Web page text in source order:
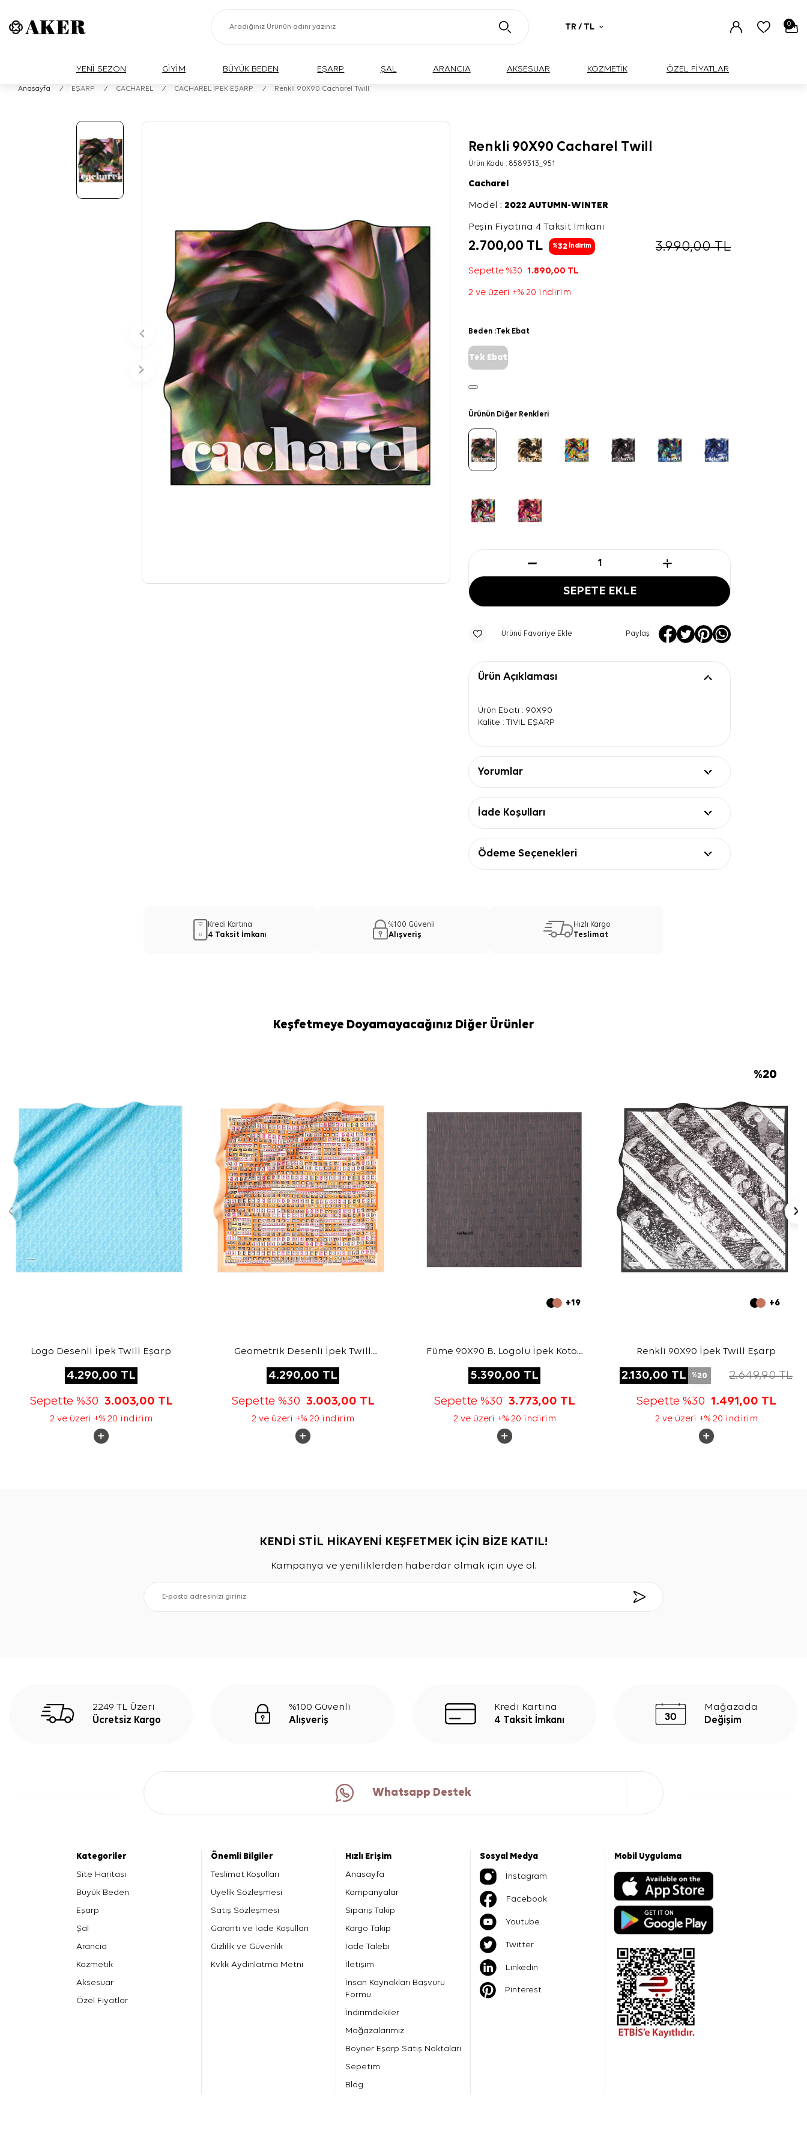
TR / TL 0
YENİ SEZON GİYİM BÜYÜK BEDEN EŞARP ŞAL ARANCIA AKSESUAR KOZMETİK ÖZEL FİYATLAR
Anasayfa / EŞARP / CACHAREL / CACHAREL İPEK EŞARP / Renkli 90X90 Cacharel Twill
Renkli 90X90 Cacharel Twill
Ürün Kodu : 8589313_951
Cacharel
Model :2022 AUTUMN-WINTER
Peşin Fiyatına 4 Taksit İmkanı
2.700,00 TL %32 İndirim 3.990,00TL
Sepette %301.890,00 TL
2 ve üzeri +% 20 indirim
Beden :Tek Ebat
Tek Ebat
Ürünün Diğer Renkleri
SEPETE EKLE
Ürünü Favoriye Ekle Paylaş
Ürün Açıklaması
Ürün Ebatı : 90X90
Kalite : TİVİL EŞARP
Yorumlar
İade Koşulları
Ödeme Seçenekleri
Kredi Kartına
4 Taksit İmkanı
%100 Güvenli
Alışveriş
Hızlı Kargo
Teslimat
Keşfetmeye Doyamayacağınız Diğer Ürünler
Logo Desenli İpek Twill Eşarp
4.290,00 TL
Sepette %30 3.003,00 TL
2 ve üzeri +% 20 indirim
Geometrik Desenli İpek Twill
4.290,00 TL
Sepette %30 3.003,00 TL
2 ve üzeri +% 20 indirim
+19
Füme 90X90 B. Logolu İpek Koton
5.390,00 TL
Sepette %30 3.773,00 TL
2 ve üzeri +% 20 indirim
%20
+6
Renkli 90X90 İpek Twill Eşarp
2.130,00 TL %20 2.649,90TL
Sepette %30 1.491,00 TL
2 ve üzeri +% 20 indirim
KENDİ STİL HİKAYENİ KEŞFETMEK İÇİN BİZE KATIL!
Kampanya ve yeniliklerden haberdar olmak için üye ol.
2249 TL Üzeri
Ücretsiz Kargo
%100 Güvenli
Alışveriş
Kredi Kartına
4 Taksit İmkanı
Mağazada
Değişim
Whatsapp Destek
Kategoriler
Site Haritası
Büyük Beden
Eşarp
Şal
Arancia
Kozmetik
Aksesuar
Özel Fiyatlar
Önemli Bilgiler
Teslimat Koşulları
Üyelik Sözleşmesi
Satış Sözleşmesi
Garanti ve İade Koşulları
Gizlilik ve Güvenlik
Kvkk Aydınlatma Metni
Hızlı Erişim
Anasayfa
Kampanyalar
Sipariş Takip
Kargo Takip
İade Talebi
İletişim
İnsan Kaynakları Başvuru
Formu
İndirimdekiler
Mağazalarımız
Boyner Eşarp Satış Noktaları
Sepetim
Blog
Sosyal Medya
İnstagram
Facebook
Youtube
Twitter
Linkedin
Pinterest
Mobil Uygulama